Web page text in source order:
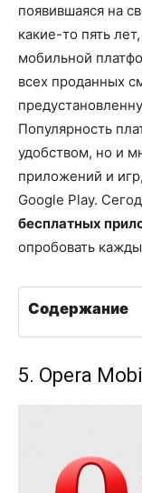
появившаяся на
какие-то пять
мобильной
всех проданных
Популярность
удобством, но и
приложений и
Google Play.
бесплатных
опробовать
Содержание
5. Opera